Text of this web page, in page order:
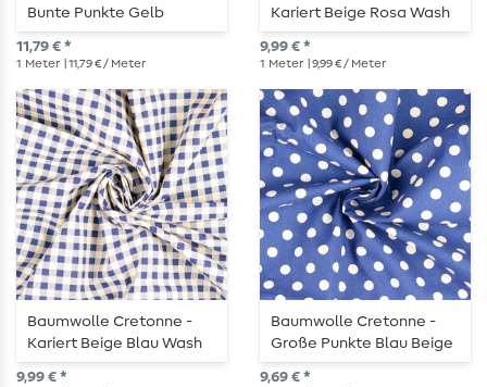
Bunte Punkte Gelb
11,79 € *
1 Meter | 11,79 € / Meter
Kariert Beige Rosa Wash
9,99 € *
1 Meter | 9,99 € / Meter
Baumwolle Cretonne -
Kariert Beige Blau Wash
9,99 € *
Baumwolle Cretonne -
Große Punkte Blau Beige
Wash
9,69 € *